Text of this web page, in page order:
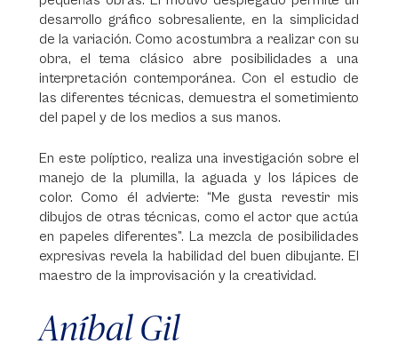
desarrollo gráfico sobresaliente, en la simplicidad
de la variación. Como acostumbra a realizar con su
obra, el tema clásico abre posibilidades a una
interpretación contemporánea. Con el estudio de
las diferentes técnicas, demuestra el sometimiento
del papel y de los medios a sus manos.
En este políptico, realiza una investigación sobre el
manejo de la plumilla, la aguada y los lápices de
color. Como él advierte: “Me gusta revestir mis
dibujos de otras técnicas, como el actor que actúa
en papeles diferentes”. La mezcla de posibilidades
expresivas revela la habilidad del buen dibujante. El
maestro de la improvisación y la creatividad.
Aníbal Gil